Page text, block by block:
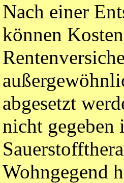
Nach einer
können
abgesetzt
nicht gegeben
Wohngegend